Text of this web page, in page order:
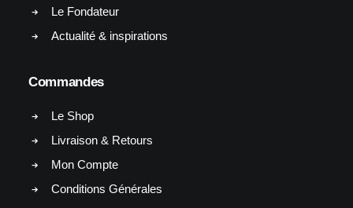
Le Fondateur
Actualité & inspirations
Commandes
Le Shop
Livraison & Retours
Mon Compte
Conditions Générales